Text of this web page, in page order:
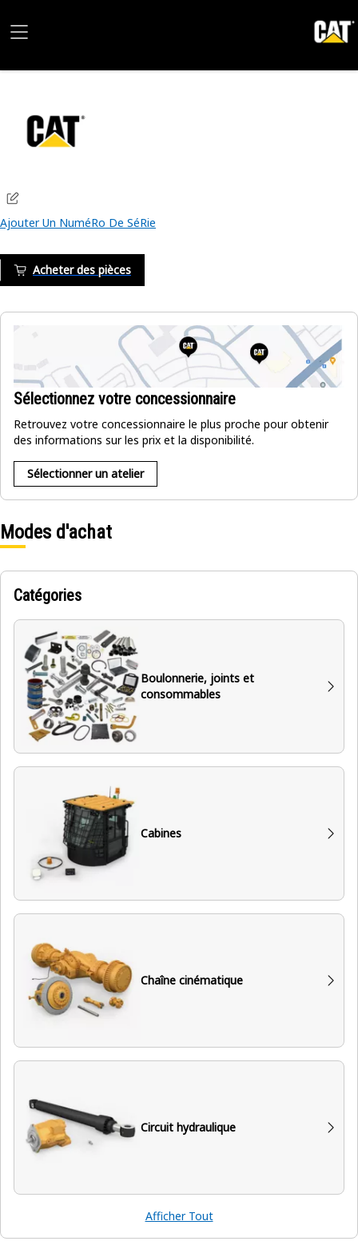
Ajouter Un NuméRo De SéRie
Acheter des pièces
Sélectionnez votre concessionnaire
Retrouvez votre concessionnaire le plus proche pour obtenir
des informations sur les prix et la disponibilité.
Sélectionner un atelier
Modes d'achat
Catégories
Boulonnerie, joints et
consommables
Cabines
Chaîne cinématique
Circuit hydraulique
Afficher Tout